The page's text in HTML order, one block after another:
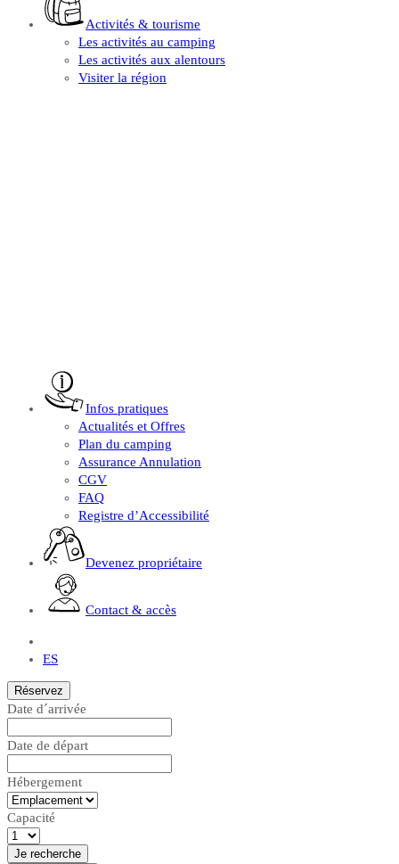
Activités & tourisme
Les activités au camping
Les activités aux alentours
Visiter la région
Infos pratiques
Actualités et Offres
Plan du camping
Assurance Annulation
CGV
FAQ
Registre d’Accessibilité
Devenez propriétaire
Contact & accès
ES
Réservez
Date d´arrivée
Date de départ
Hébergement
Capacité